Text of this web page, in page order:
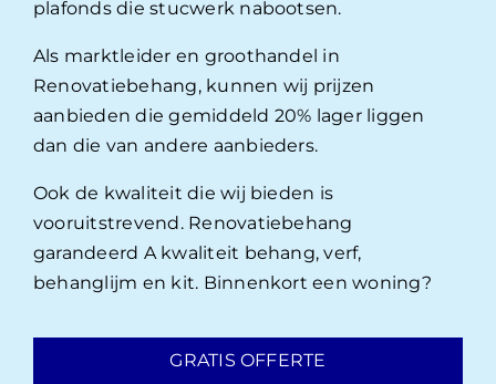
plafonds die stucwerk nabootsen.
Als marktleider en groothandel in
Renovatiebehang, kunnen wij prijzen
aanbieden die gemiddeld 20% lager liggen
dan die van andere aanbieders.
Ook de kwaliteit die wij bieden is
vooruitstrevend. Renovatiebehang
garandeerd A kwaliteit behang, verf,
behanglijm en kit. Binnenkort een woning?
GRATIS OFFERTE